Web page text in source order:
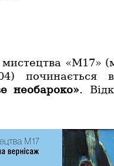
«М17»
починається
необароко».